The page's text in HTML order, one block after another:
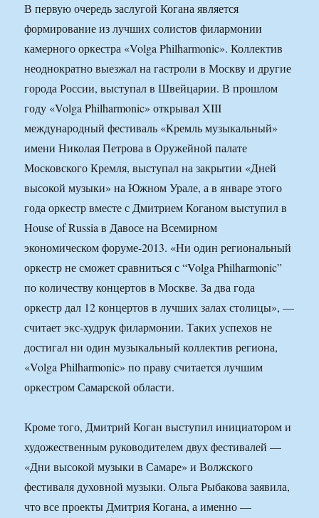
В первую очередь заслугой Когана является
формирование из лучших солистов филармонии
камерного оркестра «Volga Philharmonic». Коллектив
неоднократно выезжал на гастроли в Москву и другие
города России, выступал в Швейцарии. В прошлом
году «Volga Philharmonic» открывал XIII
международный фестиваль «Кремль музыкальный»
имени Николая Петрова в Оружейной палате
Московского Кремля, выступал на закрытии «Дней
высокой музыки» на Южном Урале, а в январе этого
года оркестр вместе с Дмитрием Коганом выступил в
House of Russia в Давосе на Всемирном
экономическом форуме-2013. «Ни один региональный
оркестр не сможет сравниться с “Volga Philharmonic”
по количеству концертов в Москве. За два года
оркестр дал 12 концертов в лучших залах столицы», —
считает экс-худрук филармонии. Таких успехов не
достигал ни один музыкальный коллектив региона,
«Volga Philharmonic» по праву считается лучшим
оркестром Самарской области.
Кроме того, Дмитрий Коган выступил инициатором и
художественным руководителем двух фестивалей —
«Дни высокой музыки в Самаре» и Волжского
фестиваля духовной музыки. Ольга Рыбакова заявила,
что все проекты Дмитрия Когана, а именно —